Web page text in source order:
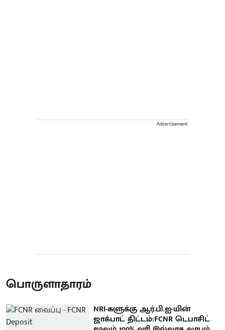
Advertisement
பொருளாதாரம்
NRI-களுக்கு ஆர்.பி.ஐ-யின்
ஜாக்பாட் திட்டம்:FCNR டெபாசிட்